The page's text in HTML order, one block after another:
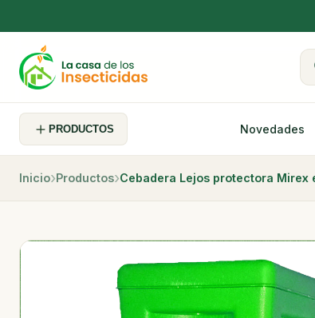
PRODUCTOS Novedades
Inicio Productos Cebadera Lejos protectora Mirex